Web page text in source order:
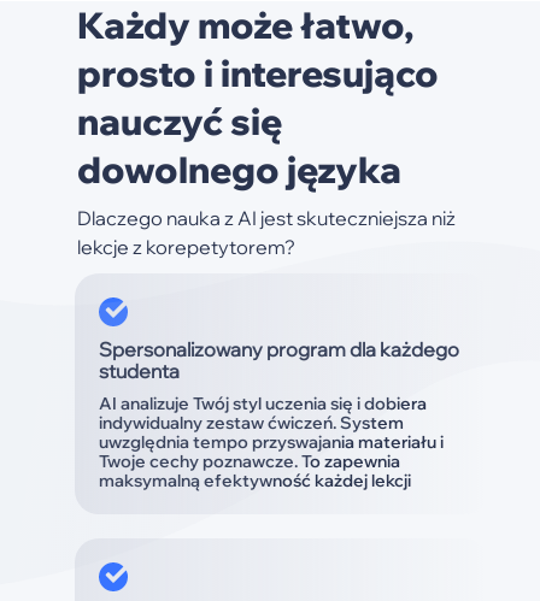
Każdy może łatwo,
prosto i interesująco
nauczyć się
dowolnego języka
Dlaczego nauka z AI jest skuteczniejsza niż
lekcje z korepetytorem?
Spersonalizowany program dla każdego
studenta
AI analizuje Twój styl uczenia się i dobiera
indywidualny zestaw ćwiczeń. System
uwzględnia tempo przyswajania materiału i
Twoje cechy poznawcze. To zapewnia
maksymalną efektywność każdej lekcji